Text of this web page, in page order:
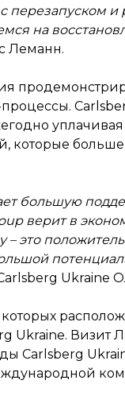
с перезапуском
на
Леманн.
которые
большую
верит в
– это
Ukraine
которых
Ukraine. Визит
Carlsberg